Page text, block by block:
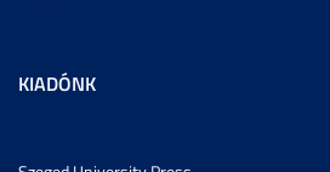
KIADÓNK